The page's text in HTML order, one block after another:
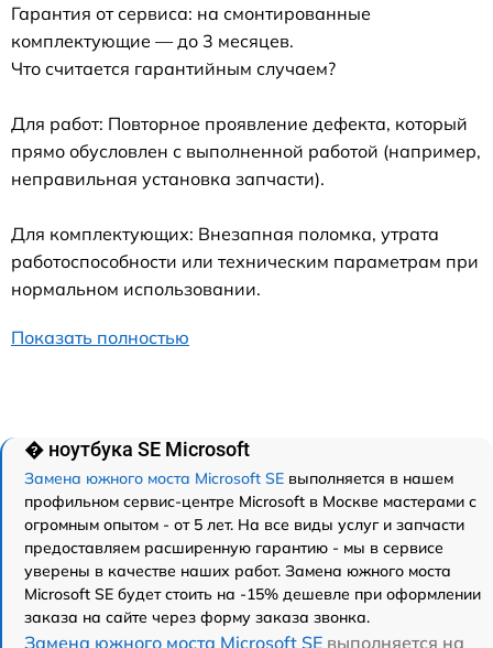
Гарантия от сервиса: на смонтированные
комплектующие — до 3 месяцев.
Что считается гарантийным случаем?
Для работ: Повторное проявление дефекта, который
прямо обусловлен с выполненной работой (например,
неправильная установка запчасти).
Для комплектующих: Внезапная поломка, утрата
работоспособности или техническим параметрам при
нормальном использовании.
Показать полностью
� ноутбука SE Microsoft
Замена южного моста Microsoft SE выполняется в нашем
профильном сервис-центре Microsoft в Москве мастерами с
огромным опытом - от 5 лет. На все виды услуг и запчасти
предоставляем расширенную гарантию - мы в сервисе
уверены в качестве наших работ. Замена южного моста
Microsoft SE будет стоить на -15% дешевле при оформлении
заказа на сайте через форму заказа звонка.
Замена южного моста Microsoft SE выполняется на